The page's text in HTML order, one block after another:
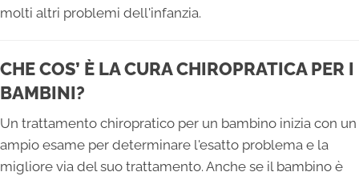
molti altri problemi dell'infanzia.
CHE COS’ È LA CURA CHIROPRATICA PER I
BAMBINI?
Un trattamento chiropratico per un bambino inizia con un
ampio esame per determinare l'esatto problema e la
migliore via del suo trattamento. Anche se il bambino è